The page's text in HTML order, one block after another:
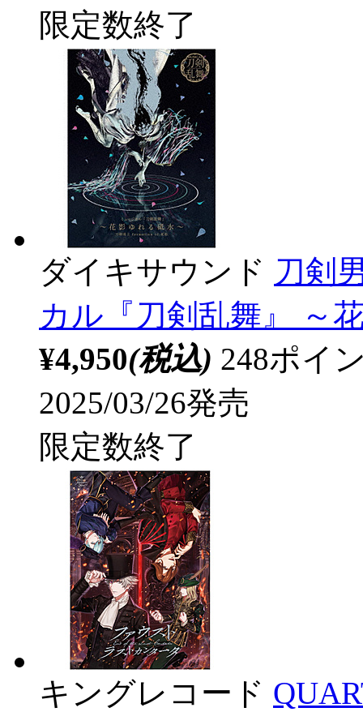
限定数終了
ダイキサウンド 刀剣
カル『刀剣乱舞』 ～
¥4,950(税込) 248ポイ
2025/03/26発売
限定数終了
キングレコード